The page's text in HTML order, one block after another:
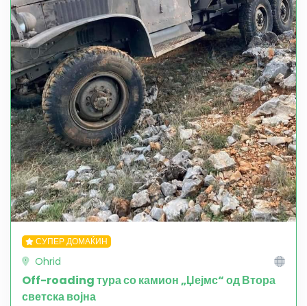
СУПЕР ДОМАЌИН
Ohrid
Off-roading тура со камион „Џејмс“ од Втора
светска војна